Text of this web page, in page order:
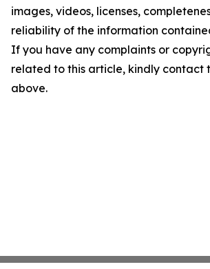
images, videos, licenses,
reliability of the information
If you have any complaints or
related to this article, kindly contact
above.